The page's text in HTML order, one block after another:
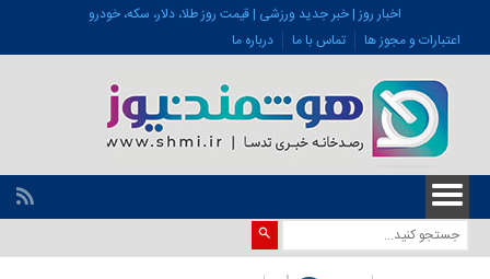
اخبار روز | خبر جدید ورزشی | قیمت روز طلا، دلار، سکه، خودرو
اعتبارات و مجوز ها
تماس با ما درباره ما